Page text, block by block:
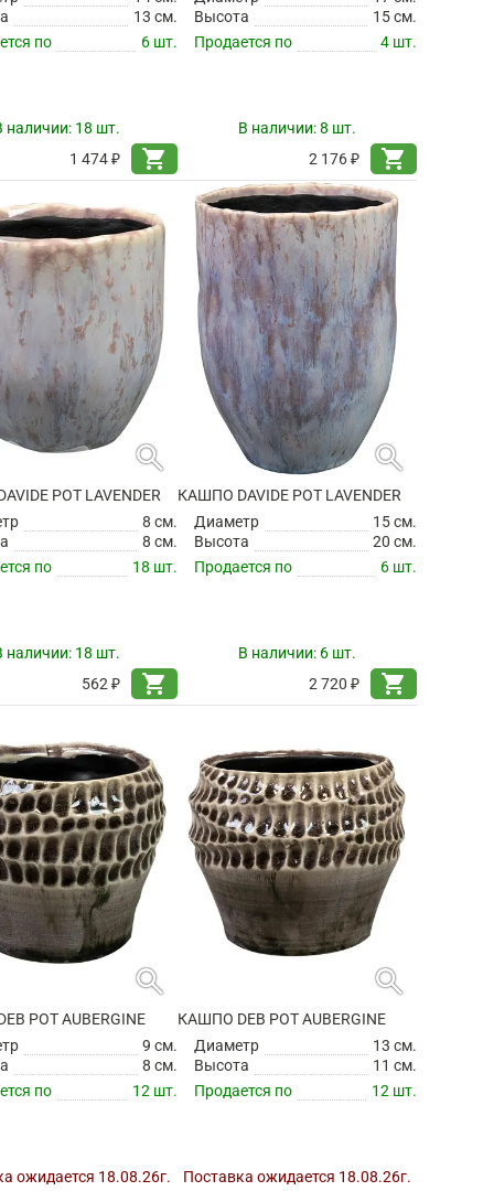
13 см.
по
6 шт.
наличии: 18 шт.
1 474 ₽
shopping_cart
Высота
15 см.
Продается по
4 шт.
В наличии:8 шт.
2 176 ₽
shopping_cart
search
POT LAVENDER
8 см.
8 см.
по
18 шт.
наличии: 18 шт.
562 ₽
shopping_cart
search
КАШПО DAVIDE POT LAVENDER
Диаметр
15 см.
Высота
20 см.
Продается по
6 шт.
В наличии: 6 шт.
2 720 ₽
shopping_cart
search
POT AUBERGINE
9 см.
8 см.
по
12 шт.
ожидается 18.08.26г.
search
КАШПО DEB POT AUBERGINE
Диаметр
13 см.
Высота
11 см.
Продается по
12 шт.
Поставка ожидается 18.08.26г.